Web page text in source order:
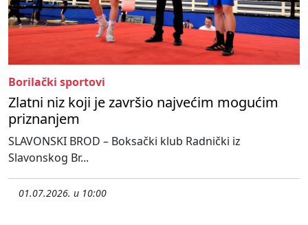
Borilački sportovi
Zlatni niz koji je završio najvećim mogućim
priznanjem
SLAVONSKI BROD – Boksački klub Radnički iz
Slavonskog Br...
01.07.2026. u 10:00